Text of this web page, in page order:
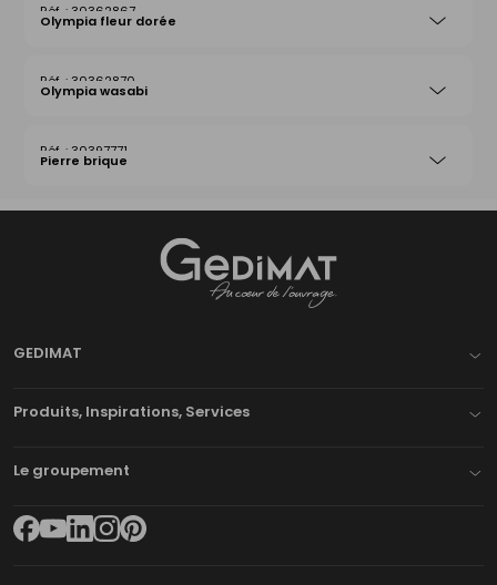
30362867
Olympia fleur dorée
30362870
Olympia wasabi
30397771
Pierre brique
GEDIMAT
Produits, Inspirations, Services
Le groupement